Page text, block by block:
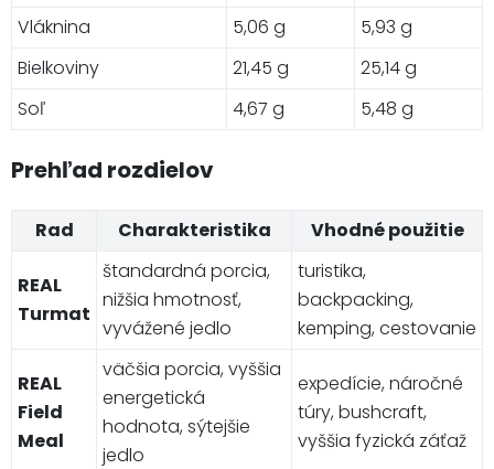
Vláknina
5,06 g
5,93 g
Bielkoviny
21,45 g
25,14 g
Soľ
4,67 g 5,48 g
Prehľad rozdielov
Rad Charakteristika Vhodné použitie
REAL
Turmat
štandardná porcia,
nižšia hmotnosť,
vyvážené jedlo
turistika,
backpacking,
kemping, cestovanie
REAL
Field
Meal
väčšia porcia, vyššia
energetická
hodnota, sýtejšie
jedlo
expedície, náročné
túry, bushcraft,
vyššia fyzická záťaž